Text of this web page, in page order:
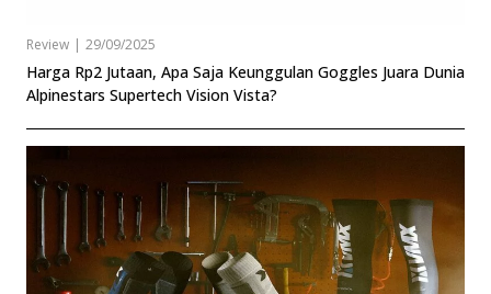
Review | 29/09/2025
Harga Rp2 Jutaan, Apa Saja Keunggulan Goggles Juara Dunia
Alpinestars Supertech Vision Vista?